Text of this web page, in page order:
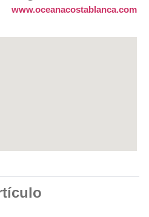
www.oceanacostablanca.com